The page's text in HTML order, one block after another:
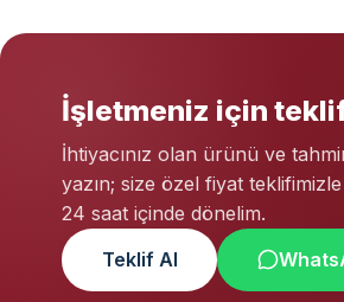
İşletmeniz için teklif
İhtiyacınız olan ürünü ve
yazın; size özel fiyat
24 saat içinde dönelim.
Teklif Al